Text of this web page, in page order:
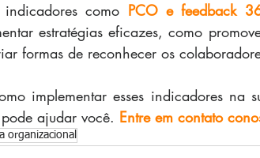
como PCO e feedback
estratégias eficazes, como
formas de reconhecer os
implementar esses indicadores na
pode ajudar você. Entre em contato
organizacional